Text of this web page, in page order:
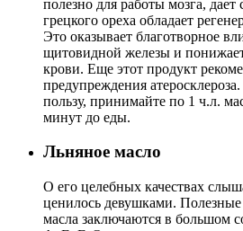
полезно для работы мозга,
грецкого ореха обладает
Это оказывает благотворное
щитовидной железы и понижает
крови. Еще этот продукт
предупреждения
пользу, принимайте по 1 ч.л.
минут до еды.
Льняное масло
О его целебных качествах
ценилось девушками. Полезные
масла заключаются в большом